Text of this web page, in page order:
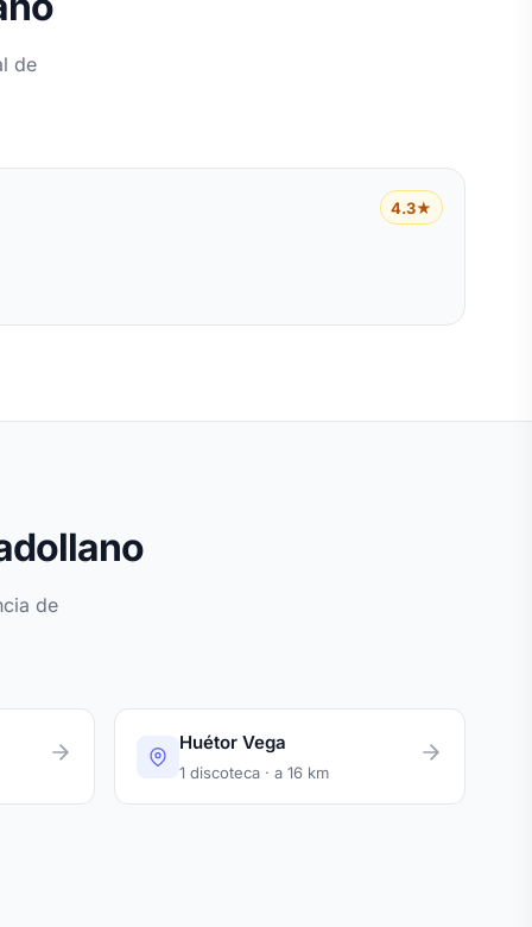
de
4.3★
de
Huétor Vega
1 discoteca · a 16 km